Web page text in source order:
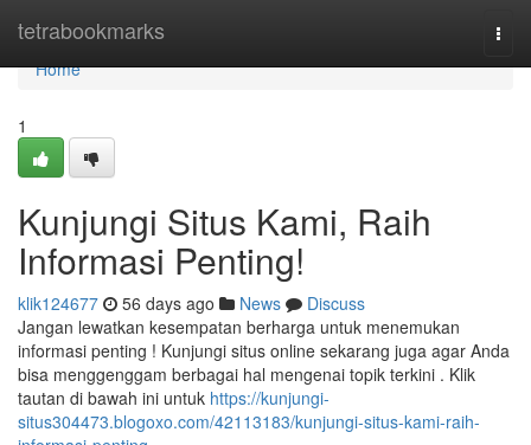
tetrabookmarks
Home
Home
1
Kunjungi Situs Kami, Raih
Informasi Penting!
klik124677 56 days ago News
Discuss
Jangan lewatkan kesempatan berharga untuk menemukan
informasi penting ! Kunjungi situs online sekarang juga agar Anda
bisa menggenggam berbagai hal mengenai topik terkini . Klik
tautan di bawah ini untuk https://kunjungi-
situs304473.blogoxo.com/42113183/kunjungi-situs-kami-raih-